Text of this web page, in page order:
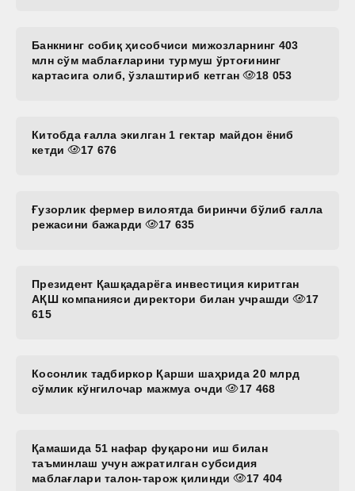
Банкнинг собиқ ҳисобчиси мижозларнинг 403
млн сўм маблағларини турмуш ўртоғининг
картасига олиб, ўзлаштириб кетган
18 053
Китобда ғалла экилган 1 гектар майдон ёниб
кетди
17 676
Ғузорлик фермер вилоятда биринчи бўлиб ғалла
режасини бажарди
17 635
Президент Қашқадарёга инвестиция киритган
АҚШ компанияси директори билан учрашди
17
615
Косонлик тадбиркор Қарши шаҳрида 20 млрд
сўмлик кўнгилочар мажмуа очди
17 468
Қамашида 51 нафар фуқарони иш билан
таъминлаш учун ажратилган субсидия
маблағлари талон-тарож қилинди
17 404